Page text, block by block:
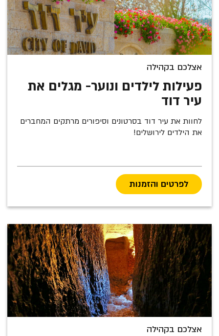
אצלכם בקהילה
פעילות לילדים ונוער- מגלים את
עיר דוד
לחוות את עיר דוד בסרטונים וסיפורים מרתקים המחברים
את הילדים לירושלים!
לפרטים והזמנות
אצלכם בקהילה